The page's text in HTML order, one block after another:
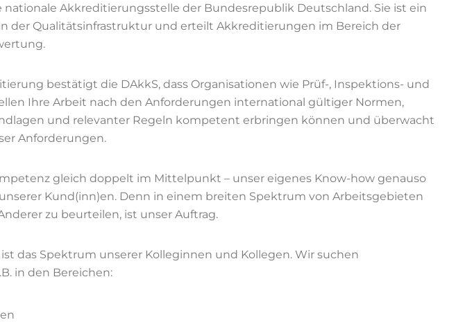
nationale Akkreditierungsstelle der Bundesrepublik Deutschland. Sie ist ein
der Qualitätsinfrastruktur und erteilt Akkreditierungen im Bereich der
bestätigt die DAkkS, dass Organisationen wie Prüf-, Inspektions- und
Ihre Arbeit nach den Anforderungen international gültiger Normen,
und relevanter Regeln kompetent erbringen können und überwacht
Anforderungen.
gleich doppelt im Mittelpunkt – unser eigenes Know-how genauso
Kund(inn)en. Denn in einem breiten Spektrum von Arbeitsgebieten
zu beurteilen, ist unser Auftrag.
das Spektrum unserer Kolleginnen und Kollegen. Wir suchen
in den Bereichen: